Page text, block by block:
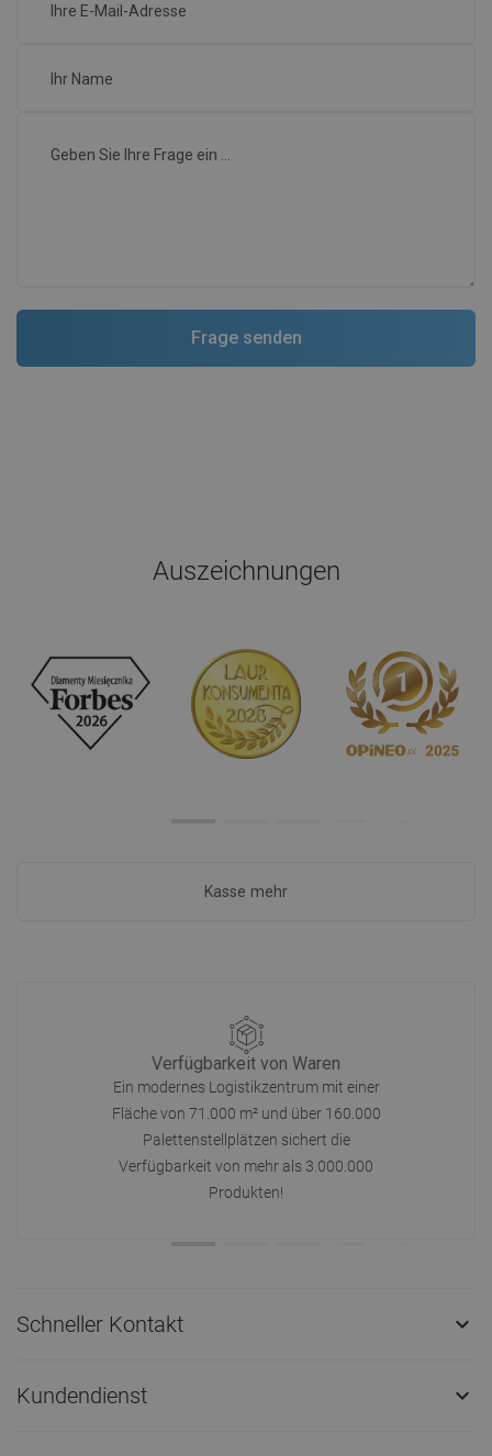
Auszeichnungen
Kasse mehr
Verfügbarkeit von Waren
Ein modernes Logistikzentrum mit einer
Fläche von 71.000 m² und über 160.000
Palettenstellplätzen sichert die
Verfügbarkeit von mehr als 3.000.000
Produkten!
Schneller Kontakt 
Kundendienst 